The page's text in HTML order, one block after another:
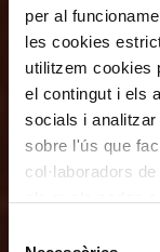
per al
les cookies
utilitzem cookies
el contingut i els
socials i
sobre l'ús que
col·laboradors